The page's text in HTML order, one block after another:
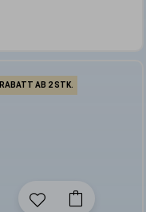
RABATT AB 2 STK.